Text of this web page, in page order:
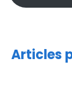
Articles